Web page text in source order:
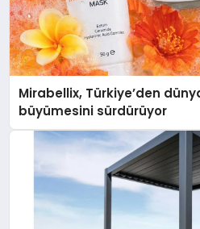
Mirabellix, Türkiye’den
büyümesini sürdürüyor